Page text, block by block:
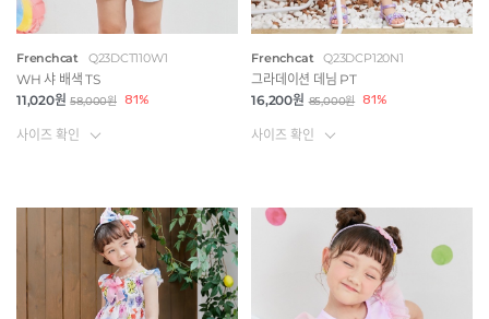
Frenchcat Q23DCT110W1
WH 샤 배색 TS
11,020원 58,000원 81%
사이즈 확인
Frenchcat Q23DCP120N1
그라데이션 데님 PT
16,200원 85,000원 81%
사이즈 확인